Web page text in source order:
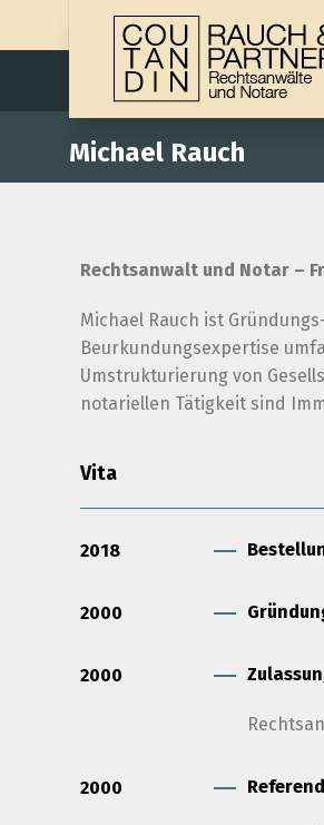
Michael Rauch
Rechtsanwalt und Notar –
Michael Rauch ist
Beurkundungsexpertise
Umstrukturierung von
notariellen Tätigkeit sind
Vita
2018
2000
2000
2000